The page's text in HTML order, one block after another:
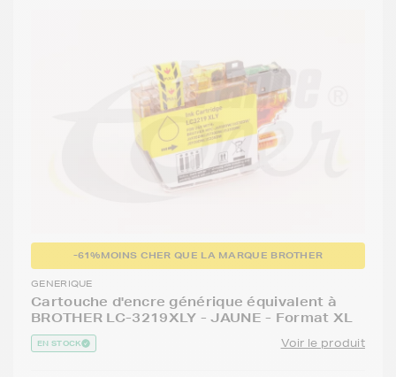
-61%MOINS CHER QUE LA MARQUE BROTHER
GENERIQUE
Cartouche d'encre générique équivalent à
BROTHER LC-3219XLY - JAUNE - Format XL
EN STOCK Voir le produit